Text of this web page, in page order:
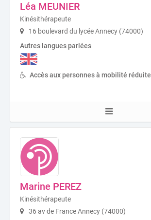
Léa MEUNIER
Kinésithérapeute
16 boulevard du lycée Annecy (74000)
Autres langues parlées
Accès aux personnes à mobilité réduite
Marine PEREZ
Kinésithérapeute
36 av de France Annecy (74000)